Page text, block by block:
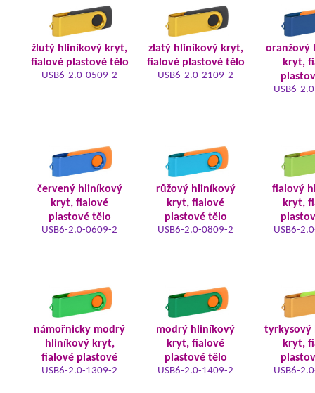
žlutý hliníkový kryt,
fialové plastové tělo
USB6-2.0-0509-2
zlatý hliníkový kryt,
fialové plastové tělo
USB6-2.0-2109-2
oranžový
kryt,
USB6-
červený hliníkový
kryt, fialové
plastové tělo
USB6-2.0-0609-2
růžový hliníkový
kryt, fialové
plastové tělo
USB6-2.0-0809-2
fialový
kryt,
USB6-
námořnicky modrý
hliníkový kryt,
fialové plastové
USB6-2.0-1309-2
modrý hliníkový
kryt, fialové
plastové tělo
USB6-2.0-1409-2
tyrkysový
kryt,
USB6-